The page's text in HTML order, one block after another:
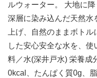
ルウォーター。 大地に
深層に染み込んだ天然水
上げ、自然のままボトル
した安心安全な水を、
料／水(深井戸水) 栄養成
0kcal、たんぱく質0g、